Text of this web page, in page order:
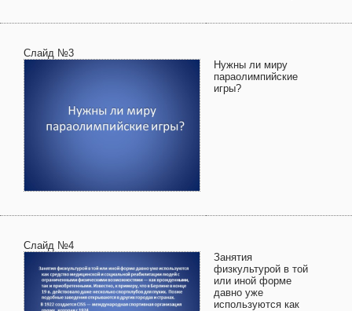
Слайд №3
Нужны ли миру
параолимпийские
игры?
Слайд №4
Занятия
физкультурой в той
или иной форме
давно уже
используются как